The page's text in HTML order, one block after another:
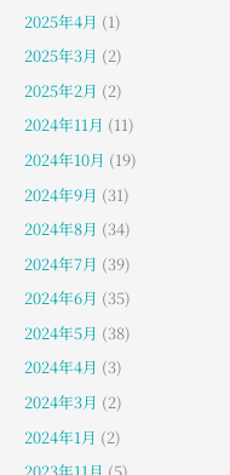
2025年4月 (1)
2025年3月 (2)
2025年2月 (2)
2024年11月 (11)
2024年10月 (19)
2024年9月 (31)
2024年8月 (34)
2024年7月 (39)
2024年6月 (35)
2024年5月 (38)
2024年4月 (3)
2024年3月 (2)
2024年1月 (2)